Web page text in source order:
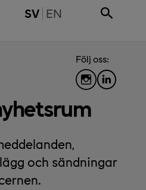
SV SWITCH TO
EN
Följ oss:
och sändningar